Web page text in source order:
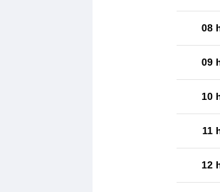
08
09
10
11
12